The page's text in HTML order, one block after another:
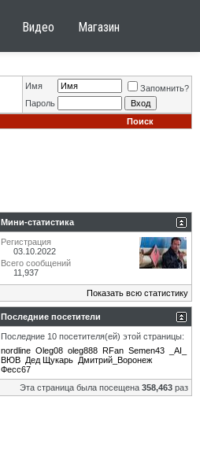
Видео Магазин
Имя
Запомнить?
Пароль
Поиск
Мини-статистика
Регистрация
03.10.2022
Всего сообщений
11,937
Показать всю статистику
Последние посетители
Последние 10 посетителя(ей) этой страницы:
nordline Oleg08 oleg888 RFan Semen43
_AI_
ВЮВ Дед Щукарь Дмитрий_Воронеж
Фесс67
Эта страница была посещена 358,463 раз